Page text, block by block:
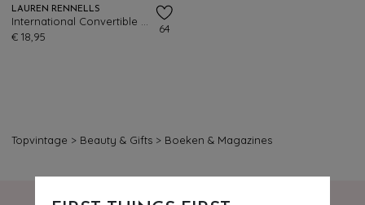
LAUREN RENNELLS
€ 18,95
64
Topvintage > Beauty & Gifts > Boeken & Magazines